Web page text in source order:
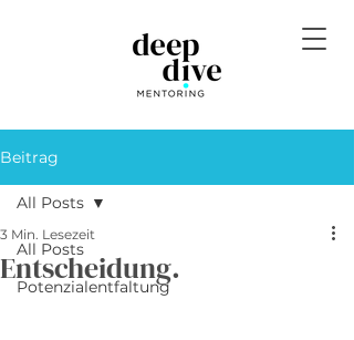
Beitrag
All Posts
Potenzialentfaltung
All Posts
Entscheidung.
3 Min. Lesezeit